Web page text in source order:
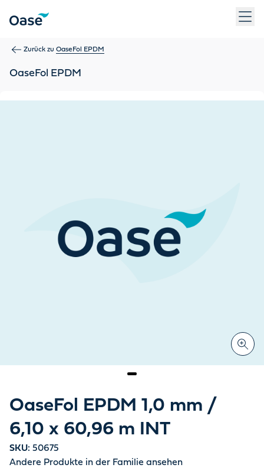
Zurück zu OaseFol EPDM
OaseFol EPDM
OaseFol EPDM 1,0 mm /
6,10 x 60,96 m INT
SKU: 50675
Andere Produkte in der Familie ansehen